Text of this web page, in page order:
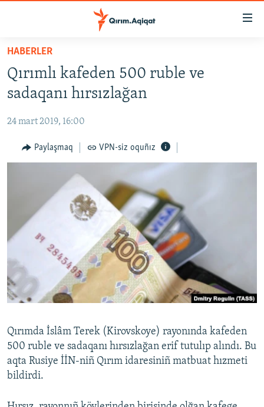
Esas
qaytmaq
Baş
navigatsiyağa
qaytmaq
qaytmaq
HABERLER
SİYASET
İQTİSADİYAT
CEMİYET
MEDENİYET
SÜRET
BLOGLAR
Русский
Українською
QOŞULIÑIZ!
HABERLER
Qırımlı kafeden 500 ruble ve
sadaqanı hırsızlağan
24 mart 2019, 16:00
Paylaşmaq VPN-siz oquñız
Qırımda İslâm Terek (Kirovskoye) rayonında kafeden
500 ruble ve sadaqanı hırsızlağan erif tutulıp alındı. Bu
aqta Rusiye İİN-niñ Qırım idaresiniñ matbuat hızmeti
bildirdi.